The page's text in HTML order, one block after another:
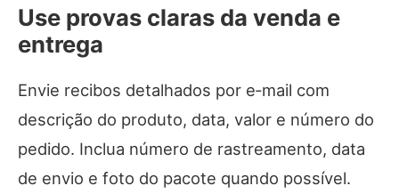
Use provas claras da venda e
entrega
Envie recibos detalhados por e‑mail com
descrição do produto, data, valor e número do
pedido. Inclua número de rastreamento, data
de envio e foto do pacote quando possível.